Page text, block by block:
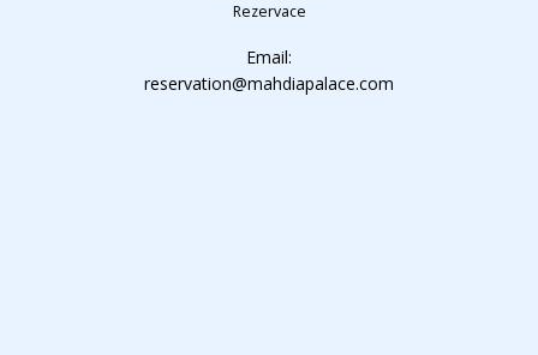
Rezervace
Email:
reservation@mahdiapalace.com